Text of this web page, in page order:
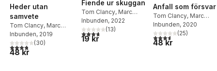
Heder utan
samvete
Tom Clancy, Marc
Cameron
Inbunden, 2019
3,8utav 5 stjärnor. Totalt antal röster:
(30)
48 kr
Fiende ur skuggan
Tom Clancy, Marc
Cameron
Inbunden, 2022
3,7utav 5 stjärnor. Totalt antal röster:
(13)
19 kr
Anfall som försvar
Tom Clancy, Marc
Cameron
Inbunden, 2020
3,6utav 5 stjärnor.
(25)
48 kr